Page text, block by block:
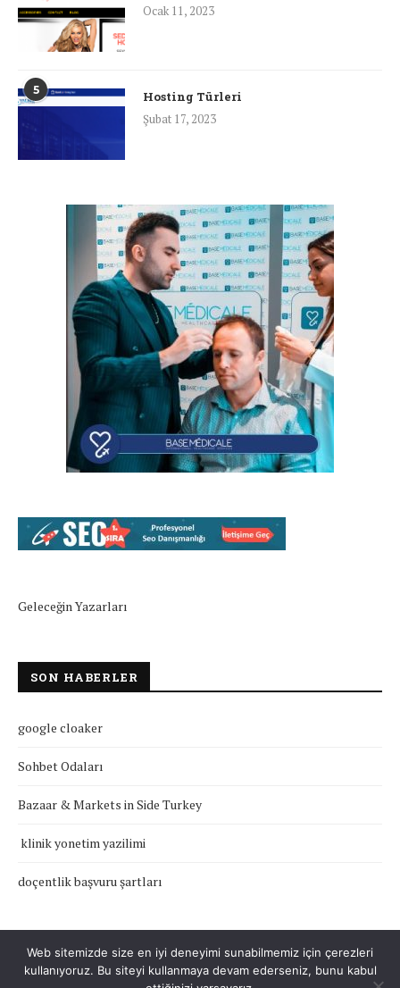
Ocak 11, 2023
5
Hosting Türleri
Şubat 17, 2023
Geleceğin Yazarları
SON HABERLER
google cloaker
Sohbet Odaları
Bazaar & Markets in Side Turkey
klinik yonetim yazilimi
doçentlik başvuru şartları
Web sitemizde size en iyi deneyimi sunabilmemiz için çerezleri
kullanıyoruz. Bu siteyi kullanmaya devam ederseniz, bunu kabul